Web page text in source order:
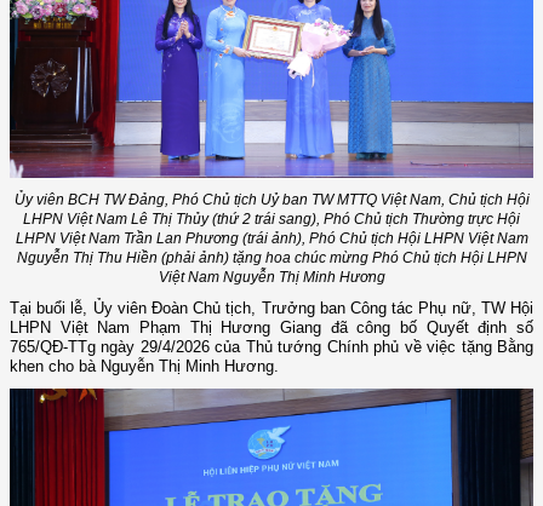
Ủy viên BCH TW Đảng, Phó Chủ tịch Uỷ ban TW MTTQ Việt Nam, Chủ tịch Hội
LHPN Việt Nam Lê Thị Thủy (thứ 2 trái sang), Phó Chủ tịch Thường trực Hội
LHPN Việt Nam Trần Lan Phương (trái ảnh), Phó Chủ tịch Hội LHPN Việt Nam
Nguyễn Thị Thu Hiền (phải ảnh) tặng hoa chúc mừng Phó Chủ tịch Hội LHPN
Việt Nam Nguyễn Thị Minh Hương
Tại buổi lễ, Ủy viên Đoàn Chủ tịch, Trưởng ban Công tác Phụ nữ, TW Hội
LHPN Việt Nam Phạm Thị Hương Giang đã công bố Quyết định số
765/QĐ-TTg ngày 29/4/2026 của Thủ tướng Chính phủ về việc tặng Bằng
khen cho bà Nguyễn Thị Minh Hương.